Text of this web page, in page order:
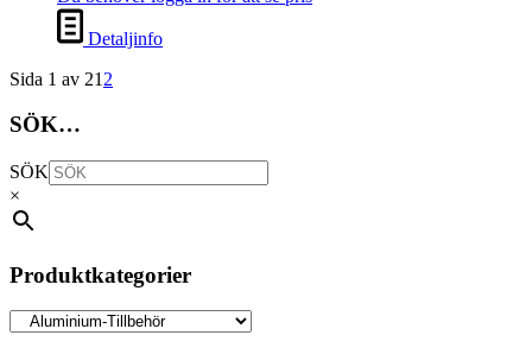
Detaljinfo
Sida 1 av 21 2
SÖK…
SÖK
×
Produktkategorier